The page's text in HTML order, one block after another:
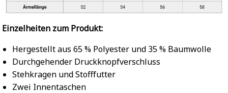
Einzelheiten zum Produkt:
Hergestellt aus 65 % Polyester und 35 % Baumwolle
Durchgehender Druckknopfverschluss
Stehkragen und Stofffutter
Zwei Innentaschen